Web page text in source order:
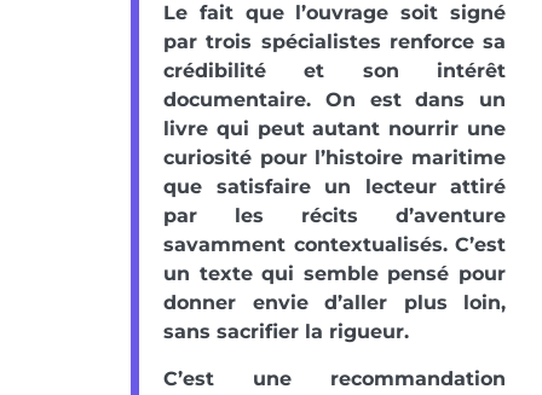
Le fait que l’ouvrage soit signé
par trois spécialistes renforce sa
crédibilité et son intérêt
documentaire. On est dans un
livre qui peut autant nourrir une
curiosité pour l’histoire maritime
que satisfaire un lecteur attiré
par les récits d’aventure
savamment contextualisés. C’est
un texte qui semble pensé pour
donner envie d’aller plus loin,
sans sacrifier la rigueur.
C’est une recommandation